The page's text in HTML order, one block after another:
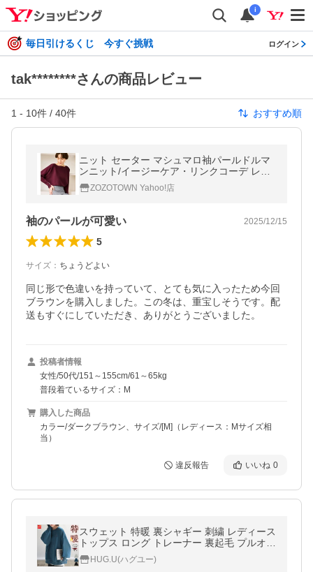
i
毎日引けるくじ 今すぐ挑戦 ログイン
tak********さんの商品レビュー
1 - 10件 / 40件 おすすめ順
ニット セーター マシュマロ袖パールドルマ
ンニット/イージーケア・リンクコーデ レデ
ィース
ZOZOTOWN Yahoo!店
袖のパールが可愛い 2025/12/15
5
サイズ ： ちょうどよい
同じ形で色違いを持っていて、とても気に入ったため今回
ブラウンを購入しました。この冬は、重宝しそうです。配
送もすぐにしていただき、ありがとうございました。
投稿者情報
女性/50代/151～155cm/61～65kg
普段着ているサイズ：M
購入した商品
カラー/ダークブラウン、サイズ/[M]（レディース：Mサイズ相
当）
違反報告 いいね 0
スウェット 特暖 裏シャギー 刺繍 レディース
トップス ロング トレーナー 裏起毛 プルオー
バー 無地 長袖 クルーネック ボリュームスリ
ーブHUG.U(ハグユー)